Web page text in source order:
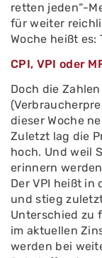
retten jeden“-
für weiter
Woche heißt es:
CPI, VPI oder
Doch die
dieser Woche
Zuletzt lag die
hoch. Und weil
erinnern
Der VPI heißt in
und stieg
Unterschied zu
im aktuellen
werden bei